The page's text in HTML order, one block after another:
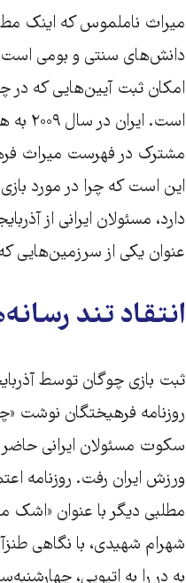
دانش‌های سنتی و بومی است
امکان ثبت آیین‌هایی که در
است.
مشترک در فهرست میراث
این است که چرا در مورد
دارد، مسئولان ایرانی از
عنوان یکی از سرزمین‌هایی
انتقاد تند
ثبت بازی چوگان توسط
روزنامه فرهیختگان نوشت
ورزش ایران رفت. روزنامه
مطلبی دیگر با عنوان «اشک
شهرام شهیدی، با نگاهی